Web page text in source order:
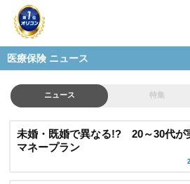
医療保険 ニュース
ニュース 特集
未婚・既婚で異なる!? 20～30代が
マネープラン